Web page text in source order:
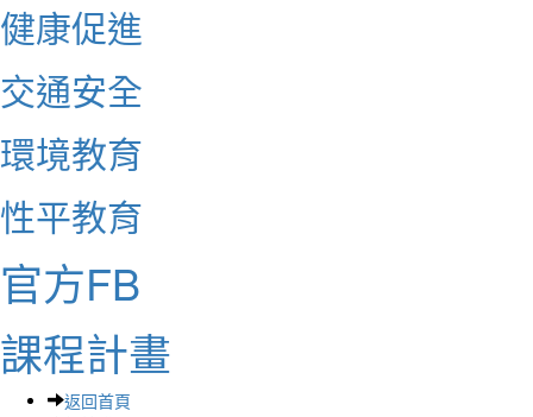
健康促進
交通安全
環境教育
性平教育
官方FB
課程計畫
返回首頁